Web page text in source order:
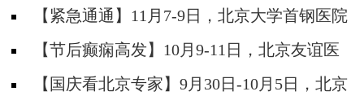
防安全培训纪实
【紧急通通】11月7-9日，北京大学首钢医院
神经内科胡颖教授亲临成都会诊，破解癫痫疑难
【节后癫痫高发】10月9-11日，北京友谊医
院陈葵博士免费会诊+治疗援助，破解癫痫难
【国庆看北京专家】9月30日-10月5日，北京